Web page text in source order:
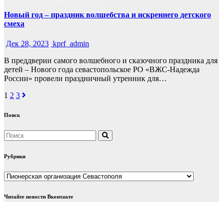
Новый год – праздник волшебства и искреннего детского
смеха
Дек 28, 2023 kprf_admin
В преддверии самого волшебного и сказочного праздника для
детей – Нового года севастопольское РО «ВЖС-Надежда
России» провели праздничный утренник для…
Навигация
по
1 2 3
Поиск
Рубрики
Рубрики
Читайте новости Вконтакте